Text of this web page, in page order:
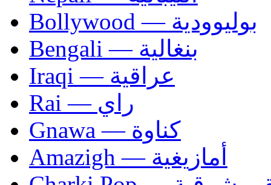
Bollywood — بوليوودية
Bengali — بنغالية
Iraqi — عراقية
Rai — راي
Gnawa — كناوة
Amazigh — أمازيغية